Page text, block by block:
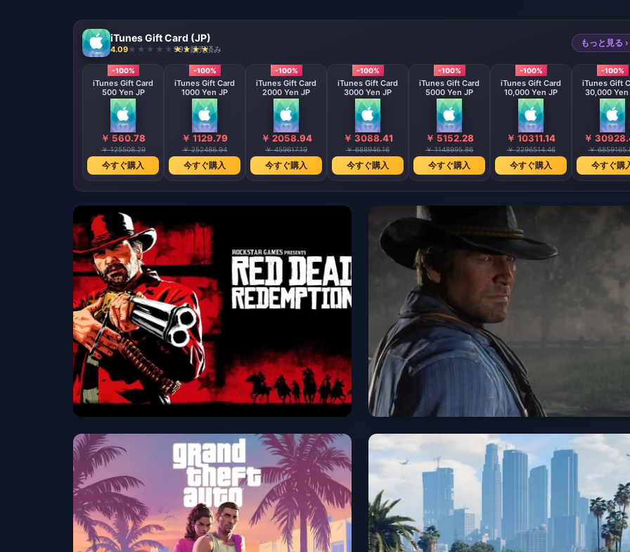
iTunes Gift Card (JP)
4.09 993 販売済み
もっと見る ›
-100%
iTunes Gift Card
500 Yen JP
￥ 560.78
￥ 125508.29
今すぐ購入
-100%
iTunes Gift Card
1000 Yen JP
￥ 1129.79
￥ 252486.94
今すぐ購入
-100%
iTunes Gift Card
2000 Yen JP
￥ 2058.94
￥ 459617.19
今すぐ購入
-100%
iTunes Gift Card
3000 Yen JP
￥ 3088.41
￥ 688946.16
今すぐ購入
-100%
iTunes Gift Card
5000 Yen JP
￥ 5152.28
￥ 1148995.86
今すぐ購入
-100%
iTunes Gift Card
10,000 Yen JP
￥ 10311.14
￥ 2296514.46
今すぐ購入
-100%
iTunes Gift
30,000 Yen
￥
￥
今すぐ購